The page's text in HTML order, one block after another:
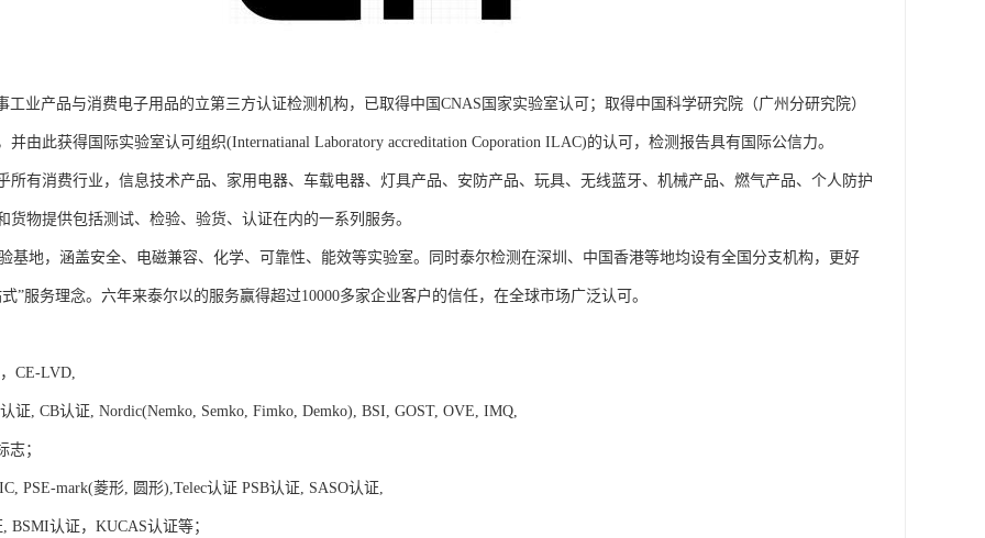
工业产品与消费电子用品的立第三方认证检测机构，已取得中国CNAS国家实验室认可；取得中国科学研究院（广州分研究院）
并由此获得国际实验室认可组织(Internatianal Laboratory accreditation Coporation ILAC)的认可，检测报告具有国际公信力。
所有消费行业，信息技术产品、家用电器、车载电器、灯具产品、安防产品、玩具、无线蓝牙、机械产品、燃气产品、个人防护
货物提供包括测试、检验、验货、认证在内的一系列服务。
地，涵盖安全、电磁兼容、化学、可靠性、能效等实验室。同时泰尔检测在深圳、中国香港等地均设有全国分支机构，更好
”服务理念。六年来泰尔以的服务赢得超过10000多家企业客户的信任，在全球市场广泛认可。
CE-LVD,
证, CB认证, Nordic(Nemko, Semko, Fimko, Demko), BSI, GOST, OVE, IMQ,
；
PSE-mark(菱形, 圆形),Telec认证 PSB认证, SASO认证,
BSMI认证，KUCAS认证等；